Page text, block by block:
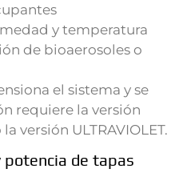
y temperatura
de bioaerosoles o
el sistema y se
requiere la versión
versión ULTRAVIOLET.
potencia de tapas